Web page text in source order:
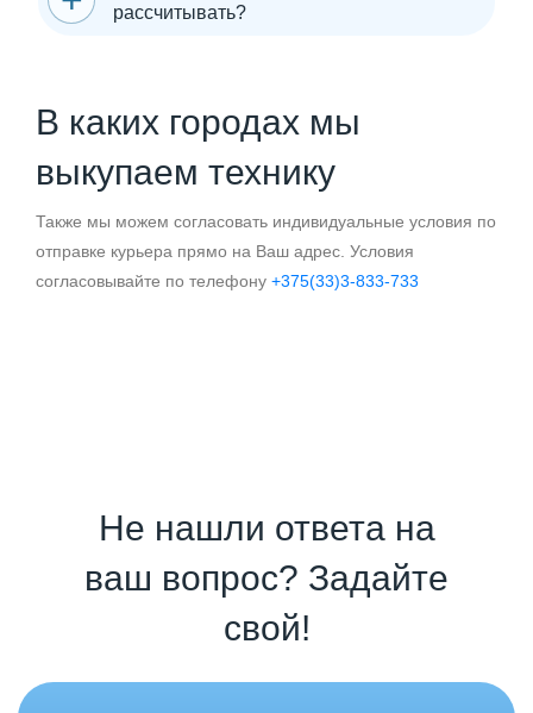
рассчитывать?
В каких городах мы
выкупаем технику
Также мы можем согласовать индивидуальные условия по
отправке курьера прямо на Ваш адрес. Условия
согласовывайте по телефону +375(33)3-833-733
Не нашли ответа на
ваш вопрос? Задайте
свой!